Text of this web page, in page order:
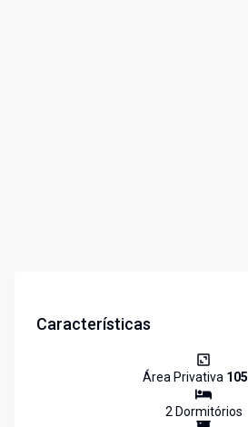
Características
Área Privativa 105
2Dormitórios